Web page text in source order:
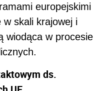
europejskimi
w skali krajowej i
wiodąca w procesie
ds.